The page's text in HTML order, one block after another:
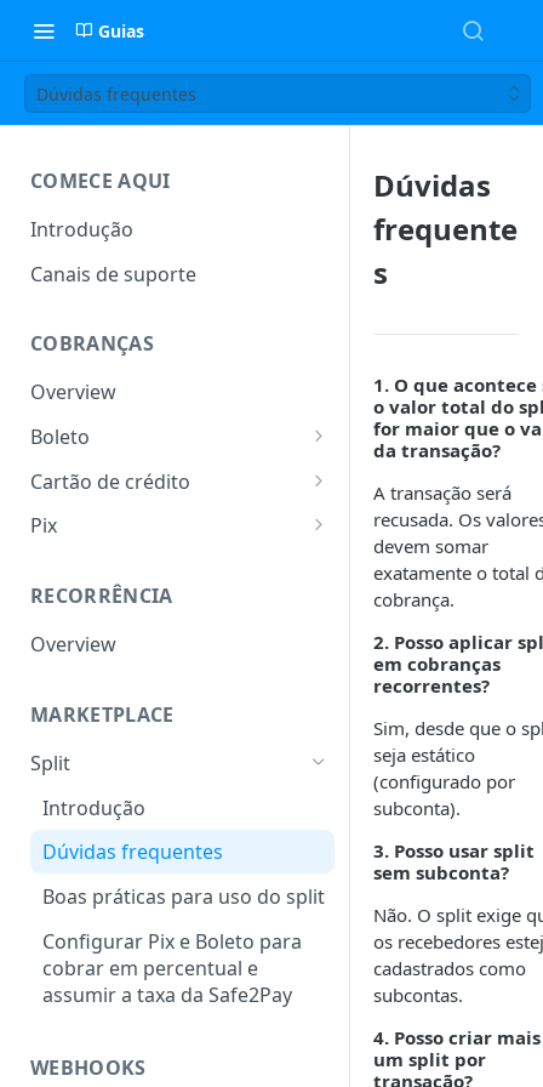
Guias
Dúvidas frequentes
COMECE AQUI
Introdução
Canais de suporte
COBRANÇAS
Overview
Boleto
Ciclo de vida
Alteração de boleto
Sandbox
Cartão de crédito
Ciclo de vida
Suportadas
Programa de retentativa das
bandeiras
Autenticação 3DS
Cartões de teste para a
autenticação 3DS
Códigos de retorno
Pix
MED no Pix: O que é e como
evitar contestações
RECORRÊNCIA
Overview
MARKETPLACE
Split
Introdução
Dúvidas frequentes
Boas práticas para uso do split
Configurar Pix e Boleto para
cobrar em percentual e
assumir a taxa da Safe2Pay
WEBHOOKS
Dúvidas
frequente
s
1. O que acontece
o valor total do
for maior que o
da transação?
A transação será
recusada. Os
devem somar
exatamente o total
cobrança.
2. Posso aplicar
em cobranças
recorrentes?
Sim, desde que o
seja estático
(configurado por
subconta).
3. Posso usar split
sem subconta?
Não. O split exige
os recebedores
cadastrados como
subcontas.
4. Posso criar
um split por
transação?